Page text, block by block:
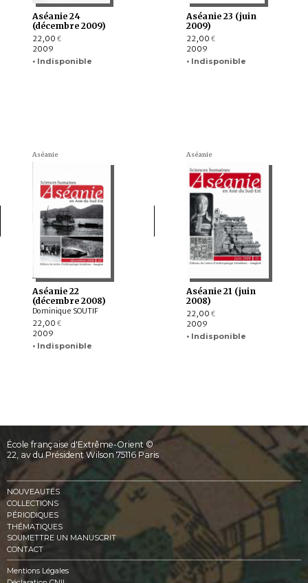
Aséanie 24
(décembre 2009)
22,00 €
2009
• Indisponible
Aséanie 23 (juin
2009)
22,00 €
2009
• Indisponible
Aséanie
Aséanie 22
(décembre 2008)
Dominique SOUTIF
22,00 €
2009
• Indisponible
Aséanie
Aséanie 21 (juin
2008)
22,00 €
2009
• Indisponible
École française d'Extrême-Orient ©
22, av du Président Wilson 75116 Paris
NOUVEAUTÉS
COLLECTIONS
PÉRIODIQUES
THÉMATIQUES
SOUMETTRE UN MANUSCRIT
CONTACT
Mentions Légales